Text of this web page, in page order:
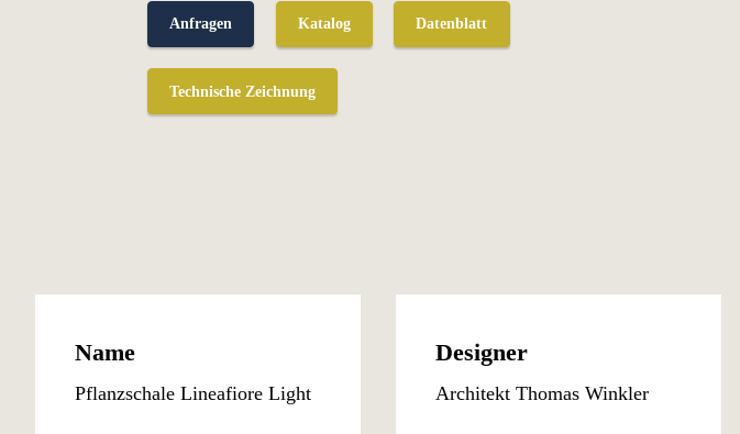
Anfragen Katalog Datenblatt
Technische Zeichnung
Name
Pflanzschale Lineafiore Light
Designer
Architekt Thomas Winkler